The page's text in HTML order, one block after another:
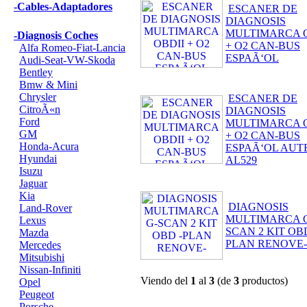
-Cables-Adaptadores
-Diagnosis Coches
Alfa Romeo-Fiat-Lancia
Audi-Seat-VW-Skoda
Bentley
Bmw & Mini
Chrysler
CitroÃ«n
Ford
GM
Honda-Acura
Hyundai
Isuzu
Jaguar
Kia
Land-Rover
Lexus
Mazda
Mercedes
Mitsubishi
Nissan-Infiniti
Opel
Peugeot
ESCANER DE
DIAGNOSIS
MULTIMARCA
+ O2 CAN-BUS
ESPAÃ‘OL
ESCANER DE
DIAGNOSIS
MULTIMARCA
+ O2 CAN-BUS
ESPAÃ‘OL
AL529
DIAGNOSIS
MULTIMARCA
SCAN 2 KIT
PLAN RENOVE-
Viendo del 1 al 3 (de 3 productos)